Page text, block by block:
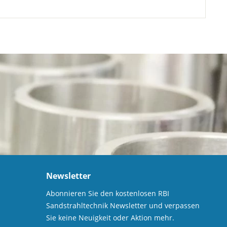
Newsletter
Abonnieren Sie den kostenlosen RBI
Sandstrahltechnik Newsletter und verpassen
Sie keine Neuigkeit oder Aktion mehr.